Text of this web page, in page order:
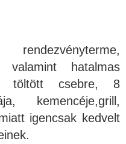
valamint hatalmas
töltött csebre, 8
kemencéje,grill,
igencsak kedvelt